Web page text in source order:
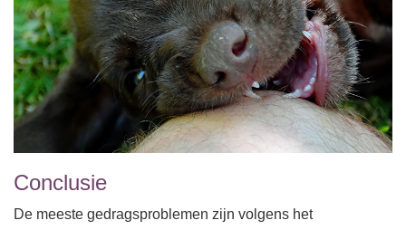
Conclusie
De meeste gedragsproblemen zijn volgens het